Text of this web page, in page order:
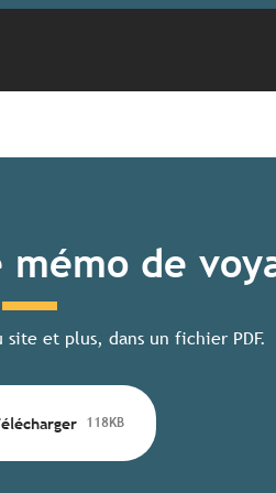
de
et plus, dans un fichier PDF.
118KB